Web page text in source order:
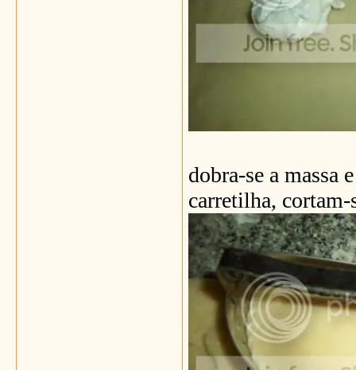
dobra-se a massa
carretilha, cortam-